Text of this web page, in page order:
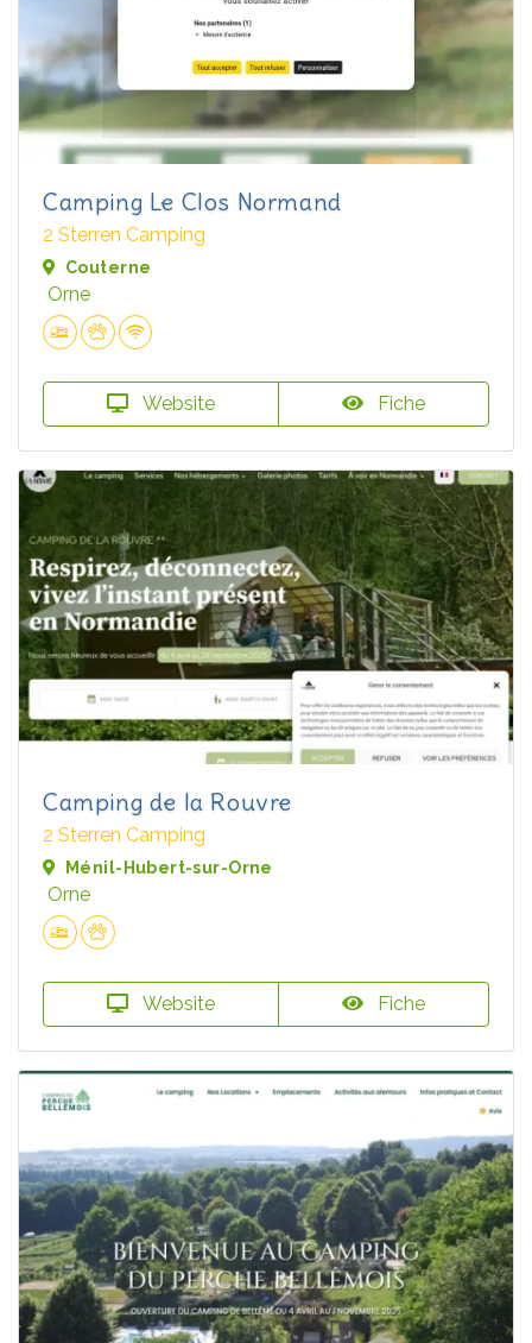
Camping Le Clos Normand
2 Sterren Camping
Couterne
Orne
Website Fiche
Camping de la Rouvre
2 Sterren Camping
Ménil-Hubert-sur-Orne
Orne
Website Fiche